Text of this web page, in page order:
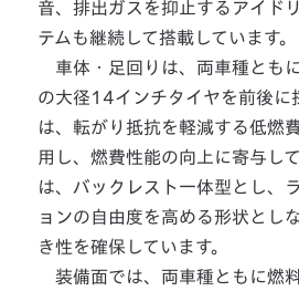
音、排出ガスを抑止するアイド
テムも継続して搭載しています。
車体・足回りは、両車種とも
の大径14インチタイヤを前後に
は、転がり抵抗を軽減する低燃
用し、燃費性能の向上に寄与し
は、バックレスト一体型とし、
ョンの自由度を高める形状とし
き性を確保しています。
装備面では、両車種ともに燃